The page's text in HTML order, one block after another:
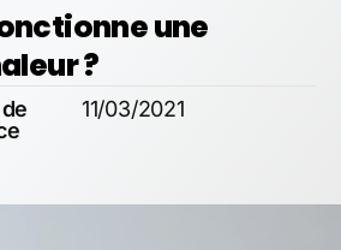
une
?
11/03/2021